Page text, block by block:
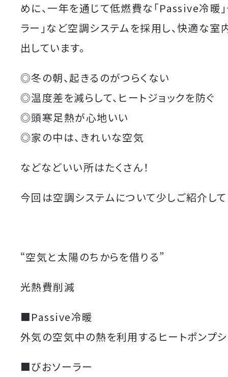
めに、一年を通じて低燃費な「Passive冷暖
ラー」など空調システムを採用し、快適な室
出しています。
◎冬の朝、起きるのがつらくない
◎温度差を減らして、ヒートジョックを防ぐ
◎頭寒足熱が心地いい
◎家の中は、きれいな空気
などなどいい所はたくさん！
今回は空調システムについて少しご紹介し
“空気と太陽のちからを借りる”
光熱費削減
■Passive冷暖
外気の空気中の熱を利用するヒートポンプシ
■びおソーラー